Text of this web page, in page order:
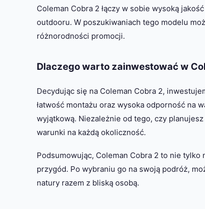
Coleman Cobra 2 łączy w sobie wysoką
outdooru. W poszukiwaniach tego modelu
różnorodności promocji.
Dlaczego warto zainwestować w
Decydując się na Coleman Cobra 2,
łatwość montażu oraz wysoka odporność na
wyjątkową. Niezależnie od tego, czy
warunki na każdą okoliczność.
Podsumowując, Coleman Cobra 2 to nie
przygód. Po wybraniu go na swoją podróż,
natury razem z bliską osobą.